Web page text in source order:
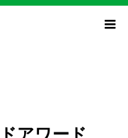
アワード